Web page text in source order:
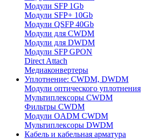
Модули SFP 1Gb
Модули SFP+ 10Gb
Модули QSFP 40Gb
Модули для CWDM
Модули для DWDM
Модули SFP GPON
Direct Attach
Медиаконвертеры
Уплотнение: CWDM, DWDM
Модули оптического уплотнения
Мультиплексоры CWDM
Фильтры CWDM
Модули OADM CWDM
Мультиплексоры DWDM
Кабель и кабельная арматура